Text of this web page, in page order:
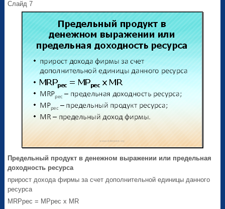
Слайд 7
Предельный продукт в денежном выражении или предельная
доходность ресурса
прирост дохода фирмы за счет дополнительной единицы данного
ресурса
MRPрес = MPрес х MR